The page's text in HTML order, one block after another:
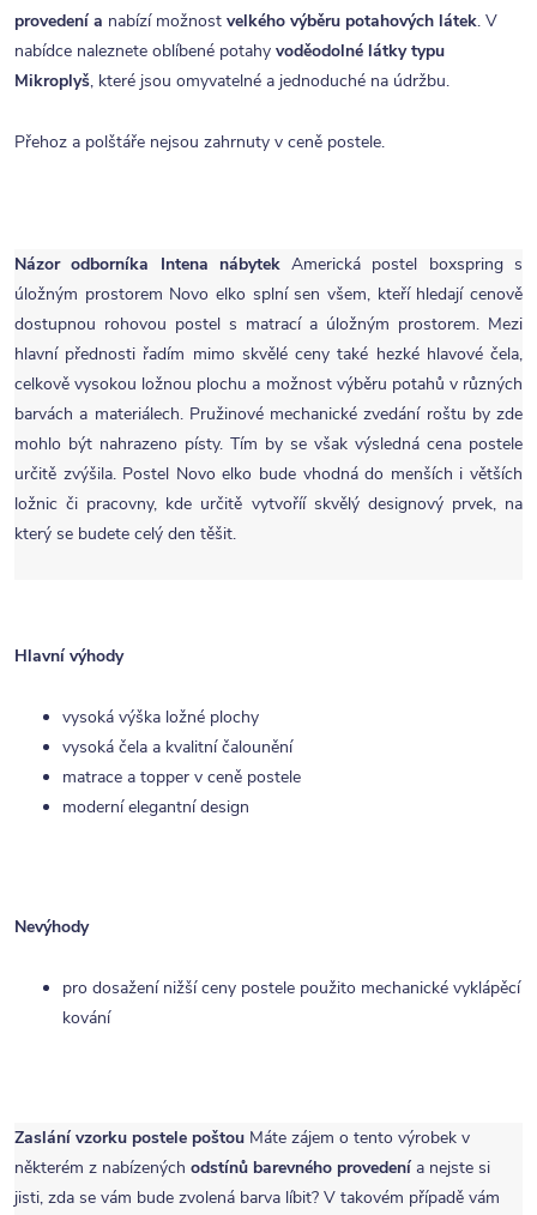
provedení a nabízí možnost velkého výběru potahových látek. V
nabídce naleznete oblíbené potahy voděodolné látky typu
Mikroplyš, které jsou omyvatelné a jednoduché na údržbu.
Přehoz a polštáře nejsou zahrnuty v ceně postele.
Názor odborníka Intena nábytekAmerická postel boxspring s
úložným prostorem Novo elko splní sen všem, kteří hledají cenově
dostupnou rohovou postel s matrací a úložným prostorem. Mezi
hlavní přednosti řadím mimo skvělé ceny také hezké hlavové čela,
celkově vysokou ložnou plochu a možnost výběru potahů v různých
barvách a materiálech. Pružinové mechanické zvedání roštu by zde
mohlo být nahrazeno písty. Tím by se však výsledná cena postele
určitě zvýšila. Postel Novo elko bude vhodná do menších i větších
ložnic či pracovny, kde určitě vytvoříí skvělý designový prvek, na
který se budete celý den těšit.
Hlavní výhody
vysoká výška ložné plochy
vysoká čela a kvalitní čalounění
matrace a topper v ceně postele
moderní elegantní design
Nevýhody
pro dosažení nižší ceny postele použito mechanické vyklápěcí
kování
Zaslání vzorku postele poštou Máte zájem o tento výrobek v
některém z nabízených odstínů barevného provedení a nejste si
jisti, zda se vám bude zvolená barva líbit? V takovém případě vám